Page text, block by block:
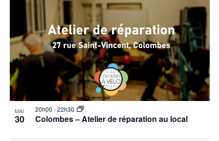
MAI
30 Colombes – Atelier de réparation au local
20h00 -22h30